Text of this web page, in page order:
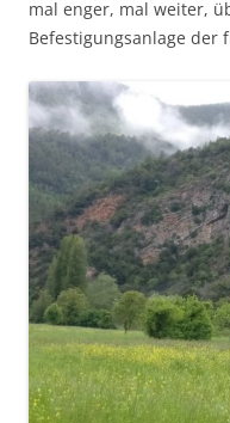
mal enger, mal weiter,
Befestigungsanlage der